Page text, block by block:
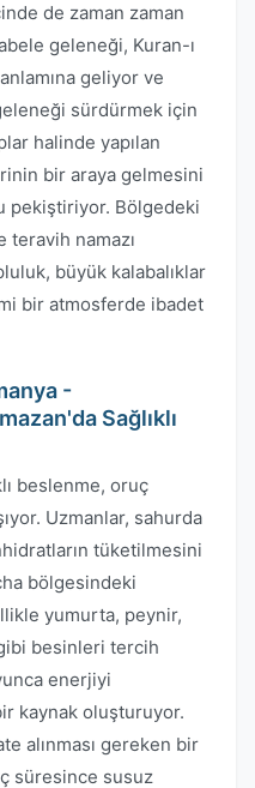
de zaman zaman
geleneği, Kuran-ı
geliyor ve
sürdürmek için
halinde yapılan
bir araya gelmesini
pekiştiriyor. Bölgedeki
namazı
büyük kalabalıklar
bir atmosferde ibadet
-
Sağlıklı
beslenme, oruç
Uzmanlar, sahurda
tüketilmesini
bölgesindeki
yumurta, peynir,
besinleri tercih
enerjiyi
kaynak oluşturuyor.
alınması gereken bir
süresince susuz